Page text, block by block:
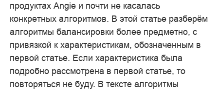
продуктах Angie и почти не касалась
конкретных алгоритмов. В этой статье разберём
алгоритмы балансировки более предметно, с
привязкой к характеристикам, обозначенным в
первой статье. Если характеристика была
подробно рассмотрена в первой статье, то
повторяться не буду. В тексте алгоритмы